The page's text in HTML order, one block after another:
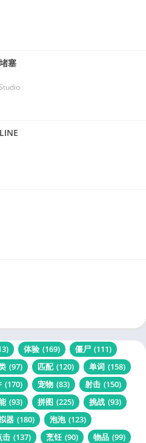
塞
体验 (169) 僵尸 (111)
(97) 匹配 (120) 单词 (158)
(170) 宠物 (83) 射击 (150)
(93) 拼图 (225) 挑战 (93)
器 (180) 泡泡 (123)
击 (137) 烹饪 (90) 物品 (99)